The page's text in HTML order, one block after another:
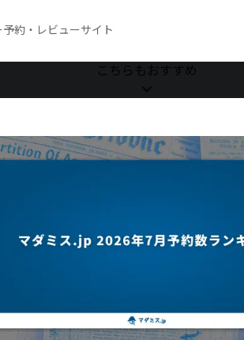
約・レビューサイト
こちらもおすすめ